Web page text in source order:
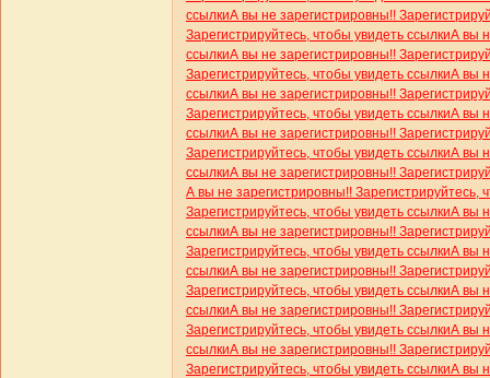
ссылкиА вы не зарегистрировны!!
Зарегистрируйтесь, чтобы увидеть ссылкиА вы
ссылкиА вы не зарегистрировны!!
Зарегистрируйтесь, чтобы увидеть ссылкиА вы
ссылкиА вы не зарегистрировны!!
Зарегистрируйтесь, чтобы увидеть ссылкиА вы
ссылкиА вы не зарегистрировны!!
Зарегистрируйтесь, чтобы увидеть ссылкиА вы
ссылкиА вы не зарегистрировны!!
А вы не зарегистрировны!! Зарегистрируйтесь,
Зарегистрируйтесь, чтобы увидеть ссылкиА вы
ссылкиА вы не зарегистрировны!!
Зарегистрируйтесь, чтобы увидеть ссылкиА вы
ссылкиА вы не зарегистрировны!!
Зарегистрируйтесь, чтобы увидеть ссылкиА вы
ссылкиА вы не зарегистрировны!!
Зарегистрируйтесь, чтобы увидеть ссылкиА вы
ссылкиА вы не зарегистрировны!!
Зарегистрируйтесь, чтобы увидеть ссылкиА вы